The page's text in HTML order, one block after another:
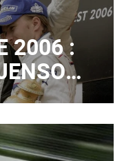
2006 :
UN
F1
!